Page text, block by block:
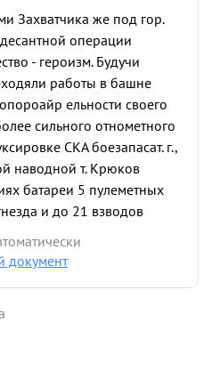
Захватчика же под гор.
операции
- героизм. Будучи
работы в башне
ельности своего
сильного отнометного
СКА боезапасат. г.,
наводной т. Крюков
батареи 5 пулеметных
и до 21 взводов
тинбатарею, чем
катером поставленной
еще не пришед числа в
документ